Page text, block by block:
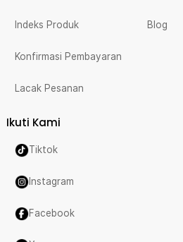
Indeks Produk
Konfirmasi Pembayaran
Lacak Pesanan
Blog
Ikuti Kami
Tiktok
Instagram
Facebook